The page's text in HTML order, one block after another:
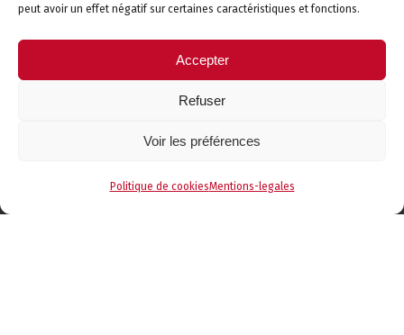
peut avoir un effet négatif sur certaines caractéristiques et fonctions.
Accepter
Refuser
Voir les préférences
Politique de cookiesMentions-legales
Découvrez Canapé des Savoie, votre spécialiste Canapés
& Fauteuils.
En savoir plus
04 50 34 16 60